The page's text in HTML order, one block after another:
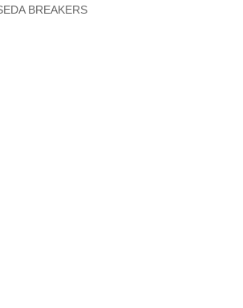
BREAKERS